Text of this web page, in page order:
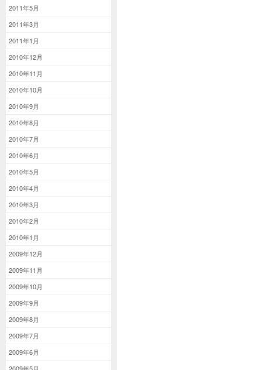
2011年5月
2011年3月
2011年1月
2010年12月
2010年11月
2010年10月
2010年9月
2010年8月
2010年7月
2010年6月
2010年5月
2010年4月
2010年3月
2010年2月
2010年1月
2009年12月
2009年11月
2009年10月
2009年9月
2009年8月
2009年7月
2009年6月